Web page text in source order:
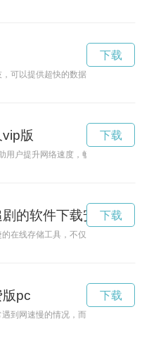
可以提供超快的数据传输速度，让
下载
版
用户提升网络速度，畅享网络世界的
下载
的软件下载安装
在线存储工具，不仅可以轻松存储
下载
版pc
到网速慢的情况，而免费好用的梯
下载